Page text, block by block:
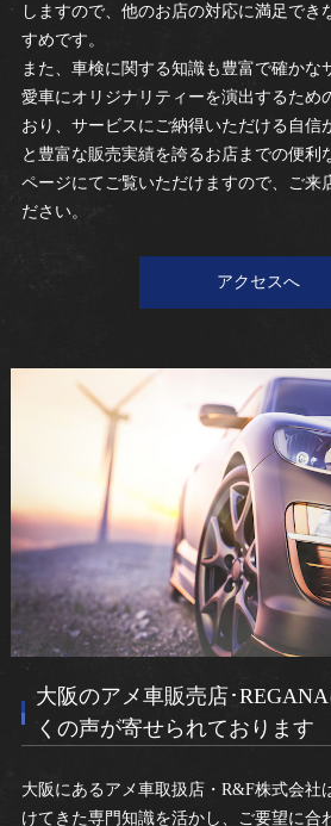
しますので、他のお店の対応に満足でき
すめです。
また、車検に関する知識も豊富で確かな
愛車にオリジナリティーを演出するため
おり、サービスにご納得いただける自信
と豊富な販売実績を誇るお店までの便利
ページにてご覧いただけますので、ご来
ださい。
アクセスへ
大阪のアメ車販売店･
くの声が寄せられております
大阪にあるアメ車取扱店・R&F株式会社
けてきた専門知識を活かし、ご要望に合